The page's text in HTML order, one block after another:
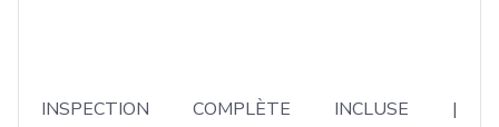
INSPECTION COMPLÈTE INCLUSE |